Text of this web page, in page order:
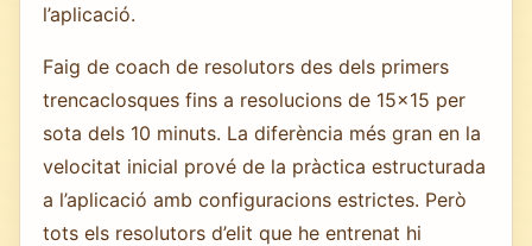
l’aplicació.
Faig de coach de resolutors des dels primers
trencaclosques fins a resolucions de 15×15 per
sota dels 10 minuts. La diferència més gran en la
velocitat inicial prové de la pràctica estructurada
a l’aplicació amb configuracions estrictes. Però
tots els resolutors d’elit que he entrenat hi